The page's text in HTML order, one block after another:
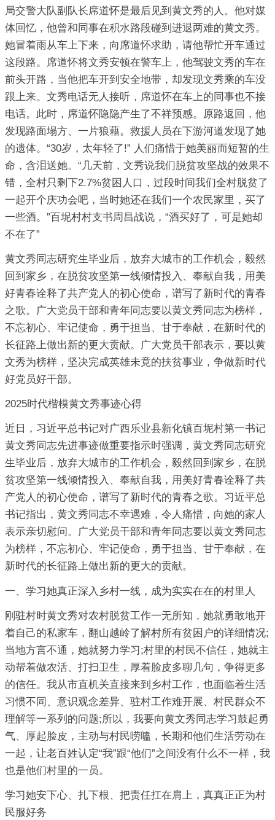
局交警大队副队长席道怀是最后见到黄文秀的人。他对媒
体回忆，他曾和同事在积水路段碰到进退两难的黄文秀。
她冒着雨从车上下来，向席道怀求助，请他帮忙开车通过
这段路。席道怀将文秀安顿在警车上，他驾驶文秀的车在
前头开路，当他把车开到安全地带，却发现文秀乘的车没
跟上来。文秀电话无人接听，席道怀在车上的同事也不接
电话。此时，席道怀隐隐产生了不祥预感。原路返回，他
发现路面塌方、一片狼藉。救援人员在下游河道发现了她
的遗体。“30岁，太年轻了!” 人们痛惜于她美丽而短暂的生
命，含泪送她。“几天前，文秀说我们脱贫攻坚战的效果不
错，全村只剩下2.7%贫困人口，过段时间我们全村脱贫了
一起开个庆功会吧，当时她还在我们一个农民家里，买了
一些酒。”百坭村村支书周昌战说，“酒买好了，可是她却
不在了”
黄文秀同志研究生毕业后，放弃大城市的工作机会，毅然
回到家乡，在脱贫攻坚第一线倾情投入、奉献自我，用美
好青春诠释了共产党人的初心使命，谱写了新时代的青春
之歌。广大党员干部和青年同志要以黄文秀同志为榜样，
不忘初心、牢记使命，勇于担当、甘于奉献，在新时代的
长征路上做出新的更大贡献。广大党员干部表示，要以黄
文秀为榜样，坚决完成英雄未竟的扶贫事业，争做新时代
好党员好干部。
2025时代楷模黄文秀事迹心得
近日，习近平总书记对广西乐业县新化镇百坭村第一书记
黄文秀同志先进事迹做重要指示时强调，黄文秀同志研究
生毕业后，放弃大城市的工作机会，毅然回到家乡，在脱
贫攻坚第一线倾情投入、奉献自我，用美好青春诠释了共
产党人的初心使命，谱写了新时代的青春之歌。习近平总
书记指出，黄文秀同志不幸遇难，令人痛惜，向她的家人
表示亲切慰问。广大党员干部和青年同志要以黄文秀同志
为榜样，不忘初心、牢记使命，勇于担当、甘于奉献，在
新时代的长征路上做出新的更大的贡献。
一、学习她真正深入乡村一线，成为实实在在的村里人
刚驻村时黄文秀对农村脱贫工作一无所知，她就勇敢地开
着自己的私家车，翻山越岭了解村所有贫困户的详细情况;
当地方言不通，她就努力学习;村里的村民不信任，她就主
动帮着做农活、打扫卫生，厚着脸皮多聊几句，争得更多
的信任。我从市直机关直接来到乡村工作，也面临着生活
习惯不同、意识观念差异、驻村工作难开展、村民群众不
理解等一系列的问题;所以，我要向黄文秀同志学习鼓起勇
气、厚起脸皮，主动与村民唠嗑，长期和他们生活劳动在
一起，让老百姓认定“我”跟“他们”之间没有什么不一样，我
也是他们村里的一员。
学习她安下心、扎下根、把责任扛在肩上，真真正正为村
民服好务